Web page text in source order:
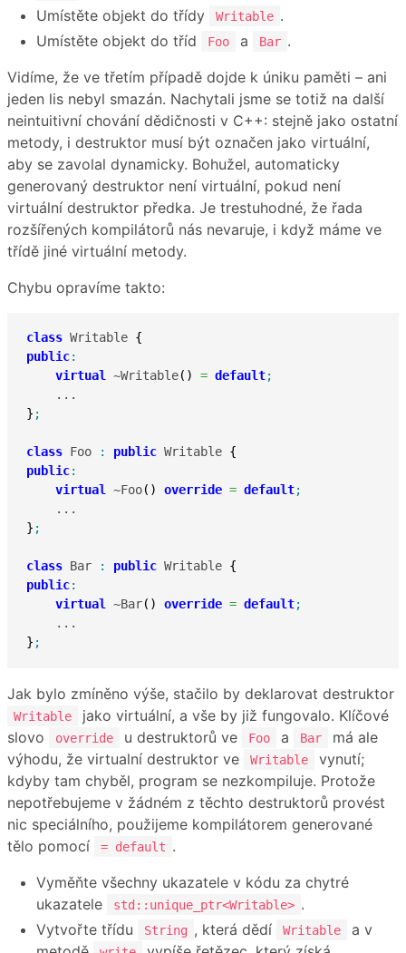
Umístěte objekt do třídy
Writable .
Umístěte objekt do tříd
Foo a Bar .
Vidíme, že ve třetím případě dojde k úniku paměti – ani
jeden lis nebyl smazán. Nachytali jsme se totiž na další
neintuitivní chování dědičnosti v C++: stejně jako ostatní
metody, i destruktor musí být označen jako virtuální,
aby se zavolal dynamicky. Bohužel, automaticky
generovaný destruktor není virtuální, pokud není
virtuální destruktor předka. Je trestuhodné, že řada
rozšířených kompilátorů nás nevaruje, i když máme ve
třídě jiné virtuální metody.
Chybu opravíme takto:
class Writable {
public:
virtual ~Writable( ) = default;
} ;
class Foo : public Writable {
public:
virtual ~Foo( ) override = default;
} ;
class Bar : public Writable {
public:
virtual ~Bar( ) override = default;
} ;
Jak bylo zmíněno výše, stačilo by deklarovat destruktor
Writable
jako virtuální, a vše by již fungovalo. Klíčové
slovo
override u destruktorů ve Foo a Bar
má ale
výhodu, že virtualní destruktor ve
Writable
vynutí;
kdyby tam chyběl, program se nezkompiluje. Protože
nepotřebujeme v žádném z těchto destruktorů provést
nic speciálního, použijeme kompilátorem generované
tělo pomocí
= default .
Vyměňte všechny ukazatele v kódu za chytré
ukazatele
std::unique_ptr<Writable> .
Vytvořte třídu
String , která dědí Writable
a v